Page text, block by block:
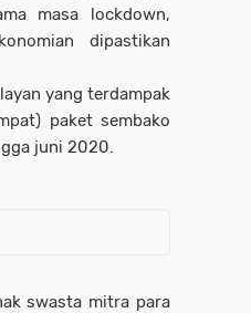
masa lockdown,
dipastikan
yang terdampak
paket sembako
juni 2020.
swasta mitra para